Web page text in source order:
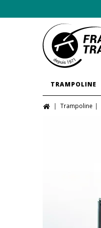
TRAMPOLINE
Trampoline